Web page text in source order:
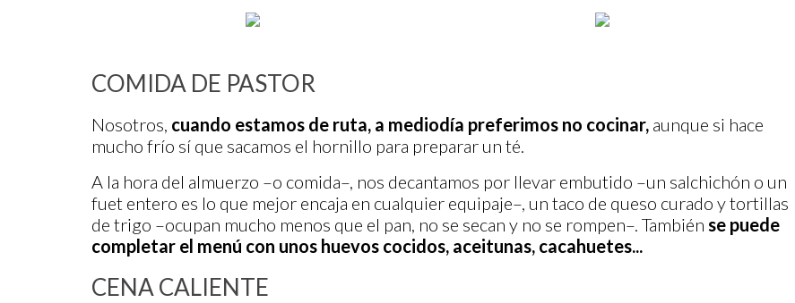
COMIDA DE PASTOR
Nosotros, cuando estamos de ruta, a mediodía preferimos no cocinar, aunque si hace
mucho frío sí que sacamos el hornillo para preparar un té.
A la hora del almuerzo –o comida–, nos decantamos por llevar embutido –un salchichón o un
fuet entero es lo que mejor encaja en cualquier equipaje–, un taco de queso curado y tortillas
de trigo –ocupan mucho menos que el pan, no se secan y no se rompen–. También se puede
completar el menú con unos huevos cocidos, aceitunas, cacahuetes...
CENA CALIENTE